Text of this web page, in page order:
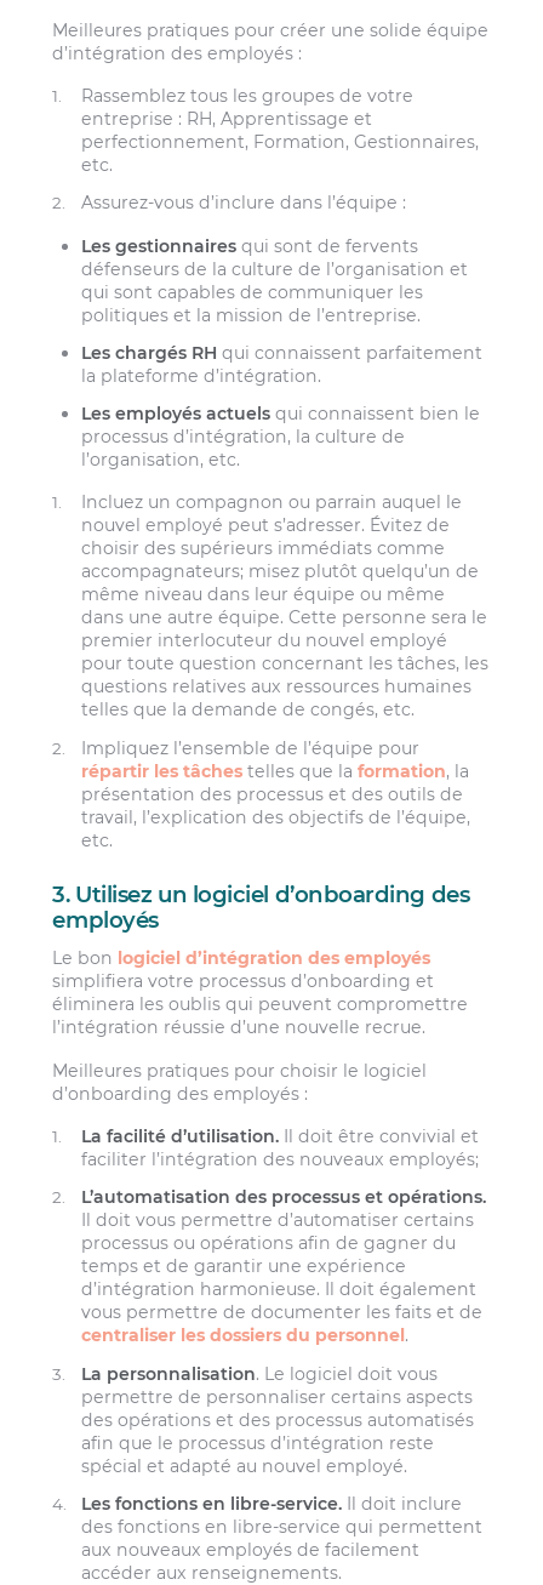
Meilleures pratiques pour créer une solide équipe
d’intégration des employés :
Rassemblez tous les groupes de votre
entreprise : RH, Apprentissage et
perfectionnement, Formation, Gestionnaires,
etc.
Assurez-vous d’inclure dans l’équipe :
Les gestionnairesqui sont de fervents
défenseurs de la culture de l’organisation et
qui sont capables de communiquer les
politiques et la mission de l’entreprise.
Les chargés RH qui connaissent parfaitement
la plateforme d’intégration.
Les employés actuels qui connaissent bien le
processus d’intégration, la culture de
l’organisation, etc.
Incluez un compagnon ou parrain auquel le
nouvel employé peut s’adresser. Évitez de
choisir des supérieurs immédiats comme
accompagnateurs; misez plutôt quelqu’un de
même niveau dans leur équipe ou même
dans une autre équipe. Cette personne sera le
premier interlocuteur du nouvel employé
pour toute question concernant les tâches, les
questions relatives aux ressources humaines
telles que la demande de congés, etc.
Impliquez l’ensemble de l’équipe pour
répartir les tâches telles que laformation, la
présentation des processus et des outils de
travail, l’explication des objectifs de l’équipe,
etc.
3. Utilisez un logiciel d’onboarding des
employés
Le bon logiciel d’intégration des employés
simplifiera votre processus d’onboarding et
éliminera les oublis qui peuvent compromettre
l’intégration réussie d’une nouvelle recrue.
Meilleures pratiques pour choisir le logiciel
d’onboarding des employés :
La facilité d’utilisation. Il doit être convivial et
faciliter l’intégration des nouveaux employés;
L’automatisation des processus et opérations.
Il doit vous permettre d’automatiser certains
processus ou opérations afin de gagner du
temps et de garantir une expérience
d’intégration harmonieuse. Il doit également
vous permettre de documenter les faits et de
centraliser les dossiers du personnel .
La personnalisation. Le logiciel doit vous
permettre de personnaliser certains aspects
des opérations et des processus automatisés
afin que le processus d’intégration reste
spécial et adapté au nouvel employé.
Les fonctions en libre-service. Il doit inclure
des fonctions en libre-service qui permettent
aux nouveaux employés de facilement
accéder aux renseignements.